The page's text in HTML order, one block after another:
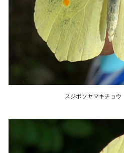
スジボソヤマキチョウ